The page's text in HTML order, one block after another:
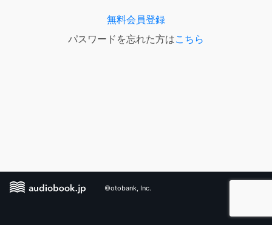
無料会員登録
パスワードを忘れた方はこちら
©otobank, Inc.